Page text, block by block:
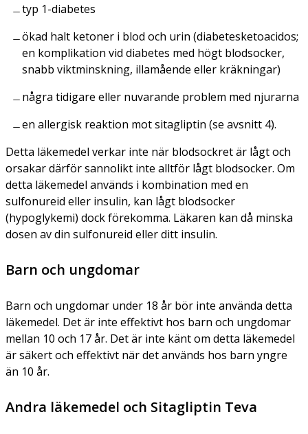
typ 1-diabetes
ökad halt ketoner i blod och urin (diabetesketoacidos;
en komplikation vid diabetes med högt blodsocker,
snabb viktminskning, illamående eller kräkningar)
några tidigare eller nuvarande problem med njurarna
en allergisk reaktion mot sitagliptin (se avsnitt 4).
Detta läkemedel verkar inte när blodsockret är lågt och
orsakar därför sannolikt inte alltför lågt blodsocker. Om
detta läkemedel används i kombination med en
sulfonureid eller insulin, kan lågt blodsocker
(hypoglykemi) dock förekomma. Läkaren kan då minska
dosen av din sulfonureid eller ditt insulin.
Barn och ungdomar
Barn och ungdomar under 18 år bör inte använda detta
läkemedel. Det är inte effektivt hos barn och ungdomar
mellan 10 och 17 år. Det är inte känt om detta läkemedel
är säkert och effektivt när det används hos barn yngre
än 10 år.
Andra läkemedel och Sitagliptin Teva